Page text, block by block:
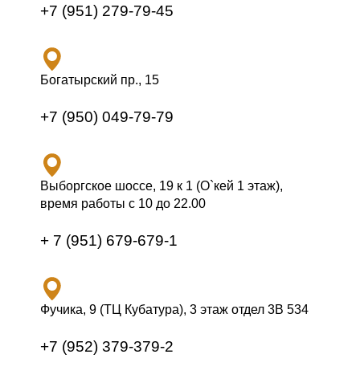
+7 (951) 279-79-45
Богатырский пр., 15
+7 (950) 049-79-79
Выборгское шоссе, 19 к 1 (О`кей 1 этаж),
время работы с 10 до 22.00
+ 7 (951) 679-679-1
Фучика, 9 (ТЦ Кубатура), 3 этаж отдел 3В 534
+7 (952) 379-379-2